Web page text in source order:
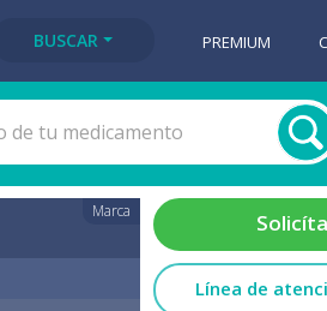
BUSCAR PREMIUM
Marca
Línea de